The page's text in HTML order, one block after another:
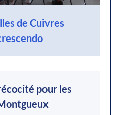
de Cuivres
pour les